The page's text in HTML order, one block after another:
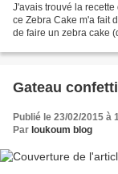
J'avais trouvé la
ce Zebra Cake m'a fait
de faire un zebra cake
Gateau
Publié le 23/02/2015 à
Par loukoum blog